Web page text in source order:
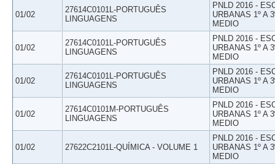
01/02
27614C0101L-PORTUGUÊS
LINGUAGENS
PNLD 2016 -
URBANAS 1º A
MEDIO
01/02
27614C0101L-PORTUGUÊS
LINGUAGENS
PNLD 2016 -
URBANAS 1º A
MEDIO
01/02
27614C0101L-PORTUGUÊS
LINGUAGENS
PNLD 2016 -
URBANAS 1º A
MEDIO
01/02
27614C0101M-PORTUGUÊS
LINGUAGENS
PNLD 2016 -
URBANAS 1º A
MEDIO
01/02 27622C2101L-QUÍMICA - VOLUME 1
PNLD 2016 -
URBANAS 1º A
MEDIO